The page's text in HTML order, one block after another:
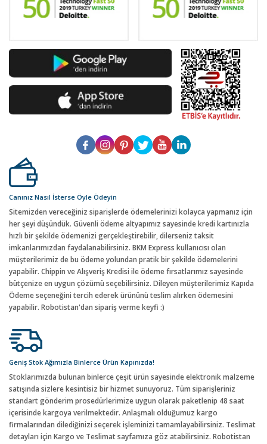
Canınız Nasıl İsterse Öyle Ödeyin
Sitemizden vereceğiniz siparişlerde ödemelerinizi kolayca yapmanız için
her şeyi düşündük. Güvenli ödeme altyapımız sayesinde kredi kartınızla
hızlı bir şekilde ödemenizi gerçekleştirebilir, dilerseniz taksit
imkanlarımızdan faydalanabilirsiniz. BKM Express kullanıcısı olan
müşterilerimiz de bu ödeme yolundan pratik bir şekilde ödemelerini
yapabilir. Chippin ve Alışveriş Kredisi ile ödeme fırsatlarımız sayesinde
bütçenize en uygun çözümü seçebilirsiniz. Dileyen müşterilerimiz Kapıda
Ödeme seçeneğini tercih ederek ürününü teslim alırken ödemesini
yapabilir. Robotistan'dan sipariş verme keyfi :)
Geniş Stok Ağımızla Binlerce Ürün Kapınızda!
Stoklarımızda bulunan binlerce çeşit ürün sayesinde elektronik malzeme
satışında sizlere kesintisiz bir hizmet sunuyoruz. Tüm siparişleriniz
standart gönderim prosedürlerimize uygun olarak paketlenip 48 saat
içerisinde kargoya verilmektedir. Anlaşmalı olduğumuz kargo
firmalarından dilediğinizi seçerek işleminizi tamamlayabilirsiniz. Teslimat
detayları için Kargo ve Teslimat sayfamıza göz atabilirsiniz. Robotistan